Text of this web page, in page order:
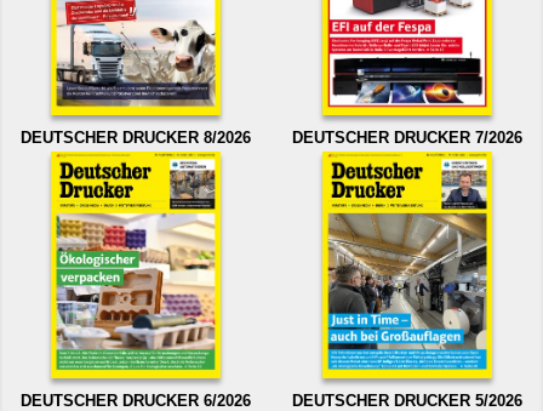
DEUTSCHER DRUCKER 8/2026 DEUTSCHER DRUCKER 7/2026
DEUTSCHER DRUCKER 6/2026 DEUTSCHER DRUCKER 5/2026